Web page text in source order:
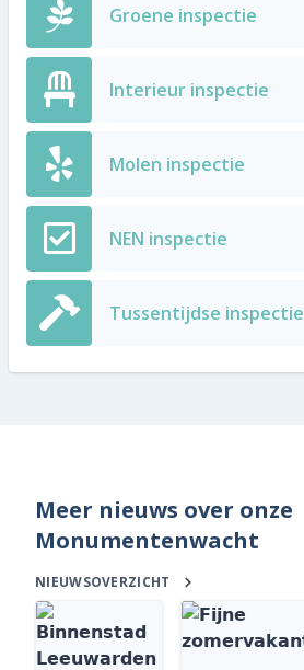
Groene inspectie
Interieur inspectie
Molen inspectie
NEN inspectie
Tussentijdse inspectie
Meer nieuws over onze
Monumentenwacht
NIEUWSOVERZICHT